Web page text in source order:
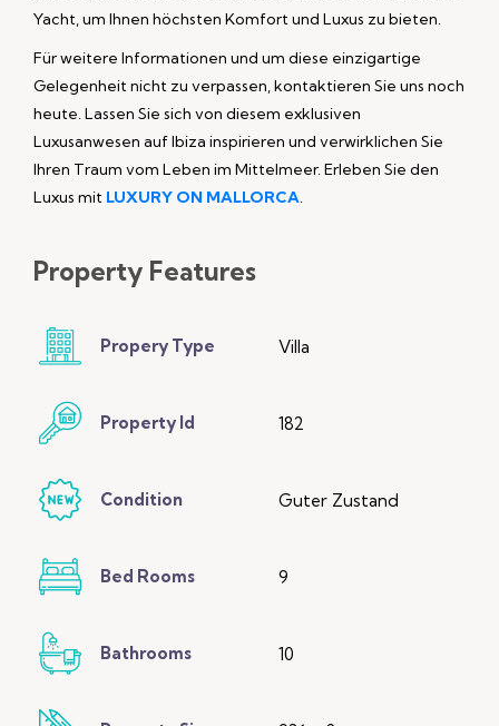
Yacht, um Ihnen höchsten Komfort und Luxus zu bieten.
Für weitere Informationen und um diese einzigartige
Gelegenheit nicht zu verpassen, kontaktieren Sie uns noch
heute. Lassen Sie sich von diesem exklusiven
Luxusanwesen auf Ibiza inspirieren und verwirklichen Sie
Ihren Traum vom Leben im Mittelmeer. Erleben Sie den
Luxus mit LUXURY ON MALLORCA.
Property Features
Propery Type Villa
Property Id 182
Condition Guter Zustand
Bed Rooms 9
Bathrooms 10